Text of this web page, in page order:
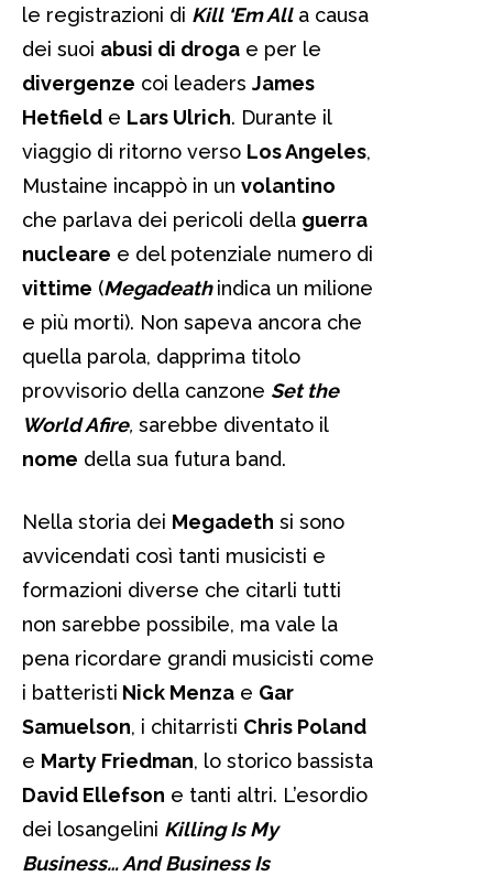
le registrazioni di Kill ‘Em Alla causa
dei suoi abusi di droga e per le
divergenze coi leaders James
Hetfield e Lars Ulrich. Durante il
viaggio di ritorno verso Los Angeles,
Mustaine incappò in un volantino
che parlava dei pericoli della guerra
nucleare e del potenziale numero di
vittime (Megadeathindica un milione
e più morti). Non sapeva ancora che
quella parola, dapprima titolo
provvisorio della canzone Set the
World Afire, sarebbe diventato il
nome della sua futura band.
Nella storia dei Megadeth si sono
avvicendati così tanti musicisti e
formazioni diverse che citarli tutti
non sarebbe possibile, ma vale la
pena ricordare grandi musicisti come
i batteristi Nick Menza e Gar
Samuelson, i chitarristi Chris Poland
e Marty Friedman, lo storico bassista
David Ellefson e tanti altri. L’esordio
dei losangelini Killing Is My
Business… And Business Is